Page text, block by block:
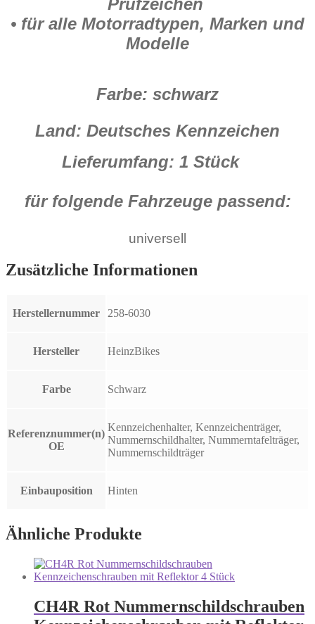
Prüfzeichen
• für alle Motorradtypen, Marken und
Modelle
Farbe: schwarz
Land: Deutsches Kennzeichen
Lieferumfang: 1 Stück
für folgende Fahrzeuge passend:
universell
Zusätzliche Informationen
Herstellernummer 258-6030
Hersteller HeinzBikes
Farbe Schwarz
Referenznummer(n)
OE
Kennzeichenhalter, Kennzeichenträger,
Nummernschildhalter, Nummerntafelträger,
Nummernschildträger
Einbauposition Hinten
Ähnliche Produkte
CH4R Rot Nummernschildschrauben